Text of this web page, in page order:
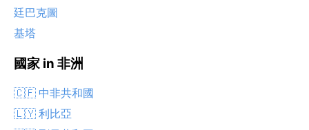
廷巴克圖
基塔
國家 in 非洲
🇨🇫 中非共和國
🇱🇾 利比亞